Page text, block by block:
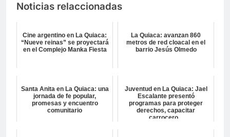
Noticias relaccionadas
Cine argentino en La Quiaca:
“Nueve reinas” se proyectará
en el Complejo Manka Fiesta
La Quiaca: avanzan 860
metros de red cloacal en el
barrio Jesús Olmedo
Santa Anita en La Quiaca: una
jornada de fe popular,
promesas y encuentro
comunitario
Juventud en La Quiaca: Jael
Escalante presentó
programas para proteger
derechos, capacitar
carrocero...